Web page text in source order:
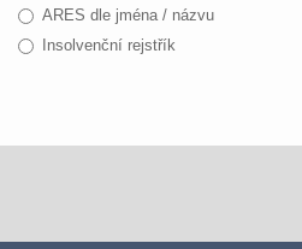
ARES dle jména / názvu
Insolvenční rejstřík